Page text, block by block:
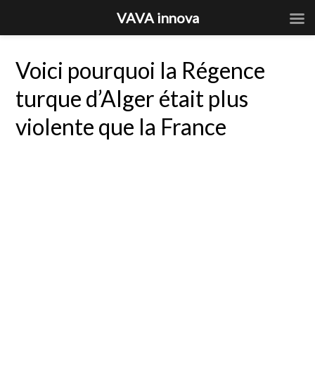
Voici pourquoi la Régence
turque d’Alger était plus
violente que la France
VAVA innova